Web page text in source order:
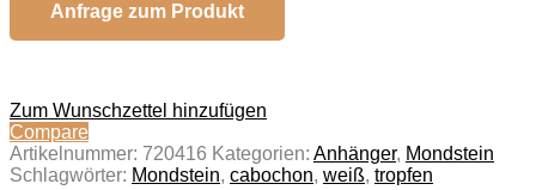
Anfrage zum Produkt
Zum Wunschzettel hinzufügen
Compare
Artikelnummer: 720416 Kategorien: Anhänger, Mondstein
Schlagwörter: Mondstein, cabochon, weiß, tropfen